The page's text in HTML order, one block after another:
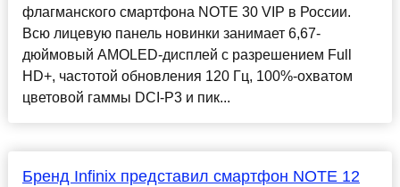
флагманского смартфона NOTE 30 VIP в России.
Всю лицевую панель новинки занимает 6,67-
дюймовый AMOLED-дисплей с разрешением Full
HD+, частотой обновления 120 Гц, 100%-охватом
цветовой гаммы DCI-P3 и пик...
Бренд Infinix представил смартфон NOTE 12